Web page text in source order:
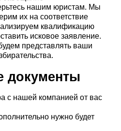
нашим юристам. Мы
их на соответствие
квалификацию
исковое заявление.
представлять ваши
документы
с нашей компанией от вас
нужно будет